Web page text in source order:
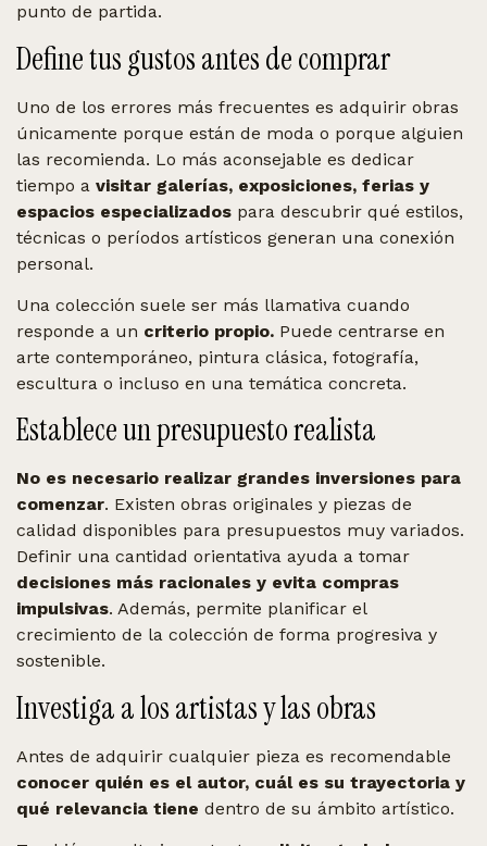
punto de partida.
Define tus gustos antes de comprar
Uno de los errores más frecuentes es adquirir obras
únicamente porque están de moda o porque alguien
las recomienda. Lo más aconsejable es dedicar
tiempo a visitar galerías, exposiciones, ferias y
espacios especializados para descubrir qué estilos,
técnicas o períodos artísticos generan una conexión
personal.
Una colección suele ser más llamativa cuando
responde a un criterio propio. Puede centrarse en
arte contemporáneo, pintura clásica, fotografía,
escultura o incluso en una temática concreta.
Establece un presupuesto realista
No es necesario realizar grandes inversiones para
comenzar. Existen obras originales y piezas de
calidad disponibles para presupuestos muy variados.
Definir una cantidad orientativa ayuda a tomar
decisiones más racionales y evita compras
impulsivas. Además, permite planificar el
crecimiento de la colección de forma progresiva y
sostenible.
Investiga a los artistas y las obras
Antes de adquirir cualquier pieza es recomendable
conocer quién es el autor, cuál es su trayectoria y
qué relevancia tiene dentro de su ámbito artístico.